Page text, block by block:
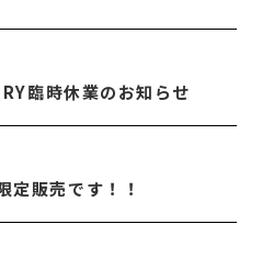
臨時休業のお知らせ
定販売です！！